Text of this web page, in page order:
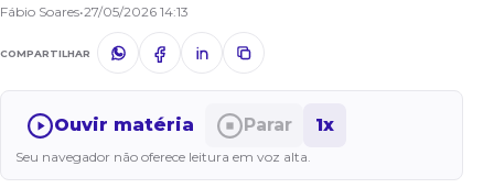
Fábio Soares•27/05/2026 14:13
COMPARTILHAR
Ouvir matéria Parar 1x
Seu navegador não oferece leitura em voz alta.